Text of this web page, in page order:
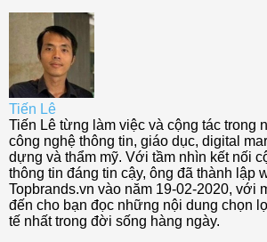
Tiến Lê
Tiến Lê từng làm việc và cộng tác trong
công nghệ thông tin, giáo dục, digital
dựng và thẩm mỹ. Với tầm nhìn kết nối
thông tin đáng tin cậy, ông đã thành lập
Topbrands.vn vào năm 19-02-2020, với
đến cho bạn đọc những nội dung chọn
tế nhất trong đời sống hàng ngày.